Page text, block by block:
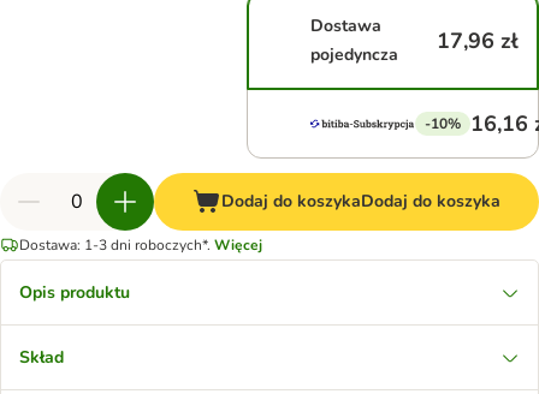
Dostawa
pojedyncza
17,96 zł
-10% 16,16
Dodaj do koszykaDodaj do koszyka
Dostawa: 1-3 dni roboczych*. Więcej
Opis produktu
Skład